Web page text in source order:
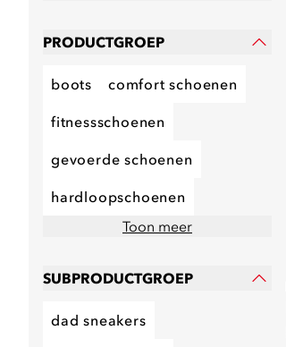
PRODUCTGROEP
boots comfort schoenen
fitnessschoenen
gevoerde schoenen
hardloopschoenen
Toon meer
SUBPRODUCTGROEP
dad sneakers